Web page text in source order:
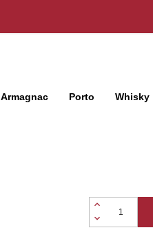
Armagnac Porto Whisky